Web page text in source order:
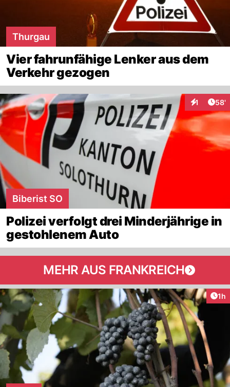
Thurgau
Vier fahrunfähige Lenker aus dem
Verkehr gezogen
1 58'
Biberist SO
Polizei verfolgt drei Minderjährige in
gestohlenem Auto
MEHR AUS FRANKREICH
1h